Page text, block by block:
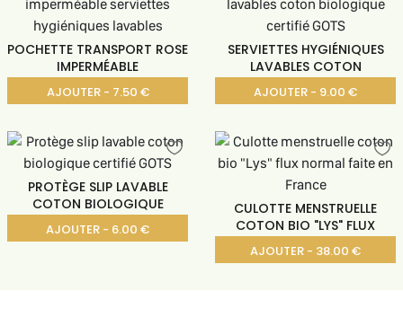
POCHETTE TRANSPORT ROSE
IMPERMÉABLE
AJOUTER - 7.50 €
SERVIETTES HYGIÉNIQUES
LAVABLES COTON
AJOUTER - 9.00 €
PROTÈGE SLIP LAVABLE
COTON BIOLOGIQUE
AJOUTER - 6.00 €
CULOTTE MENSTRUELLE
COTON BIO "LYS" FLUX
AJOUTER - 38.00 €